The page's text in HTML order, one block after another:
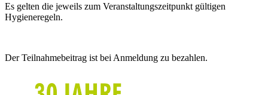
Es gelten die jeweils zum Veranstaltungszeitpunkt gültigen
Hygieneregeln.
Der Teilnahmebeitrag ist bei Anmeldung zu bezahlen.